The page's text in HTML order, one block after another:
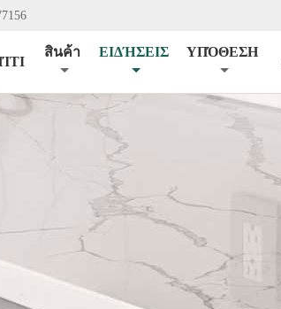
สินค้า ΕΙΔΉΣΕΙΣ ΥΠΌΘΕΣΗ